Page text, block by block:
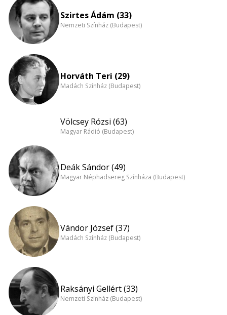
Szirtes Ádám (33)
Nemzeti Színház (Budapest)
Horváth Teri (29)
Madách Színház (Budapest)
Völcsey Rózsi (63)
Magyar Rádió (Budapest)
Deák Sándor (49)
Magyar Néphadsereg Színháza (Budapest)
Vándor József (37)
Madách Színház (Budapest)
Raksányi Gellért (33)
Nemzeti Színház (Budapest)